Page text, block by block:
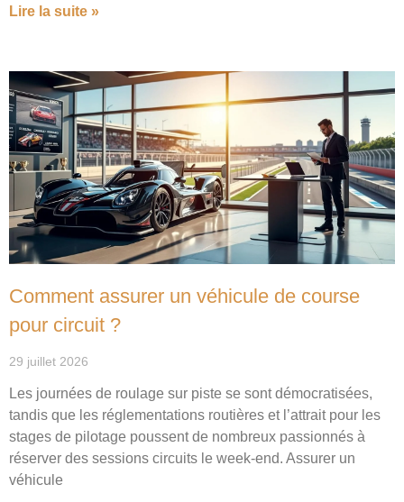
Lire la suite »
Comment assurer un véhicule de course
pour circuit ?
29 juillet 2026
Les journées de roulage sur piste se sont démocratisées,
tandis que les réglementations routières et l’attrait pour les
stages de pilotage poussent de nombreux passionnés à
réserver des sessions circuits le week-end. Assurer un
véhicule